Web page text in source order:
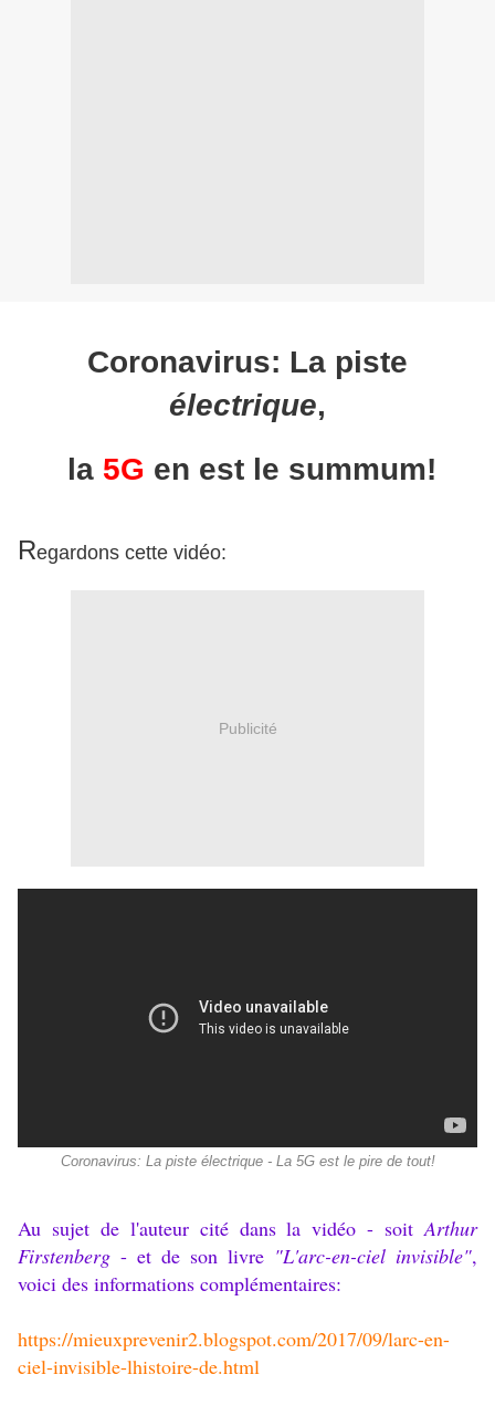
Coronavirus: La piste
électrique,
la 5G en est le summum!
Regardons cette vidéo:
Publicité
Coronavirus: La piste électrique - La 5G est le pire de tout!
Au sujet de l'auteur cité dans la vidéo - soitArthur
Firstenberg - et de son livre "L'arc-en-ciel invisible",
voici des informations complémentaires:
https://mieuxprevenir2.blogspot.com/2017/09/larc-en-
ciel-invisible-lhistoire-de.html